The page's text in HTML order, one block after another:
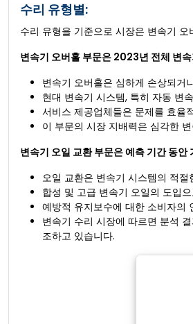
수리 유형별:
수리 유형을 기준으로 시장은 변속기
변속기 오버홀 부문은 2023년 전체 변
변속기 오버홀은 심하게 손상되거
현대 변속기 시스템, 특히 자동 변
서비스 제공업체들은 문제를 효율
이 부문의 시장 지배력은 심각한
변속기 오일 교환 부문은 예측 기간 동
오일 교환은 변속기 시스템의 적
합성 및 고급 변속기 오일의 도입
예방적 유지보수에 대한 소비자의
변속기 수리 시장에 따르면 분석
조하고 있습니다.